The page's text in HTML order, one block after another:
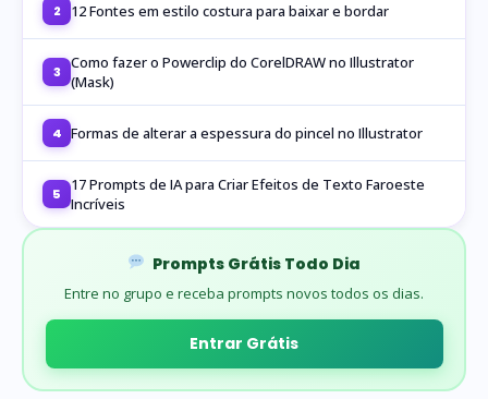
2 12 Fontes em estilo costura para baixar e bordar
3 Como fazer o Powerclip do CorelDRAW no Illustrator
(Mask)
4 Formas de alterar a espessura do pincel no Illustrator
5
17 Prompts de IA para Criar Efeitos de Texto Faroeste
Incríveis
Prompts Grátis Todo Dia
Entre no grupo e receba prompts novos todos os dias.
Entrar Grátis